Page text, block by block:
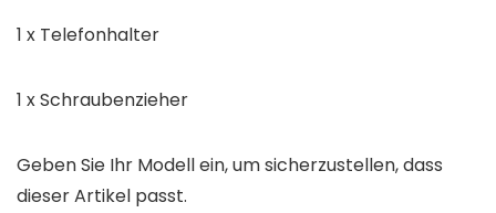
1 x Telefonhalter
1 x Schraubenzieher
Geben Sie Ihr Modell ein, um sicherzustellen, dass
dieser Artikel passt.